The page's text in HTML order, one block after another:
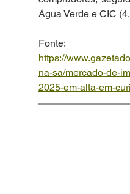
Água Verde e CIC
https://
na-sa/mercado-de-
2025-em-alta-em-